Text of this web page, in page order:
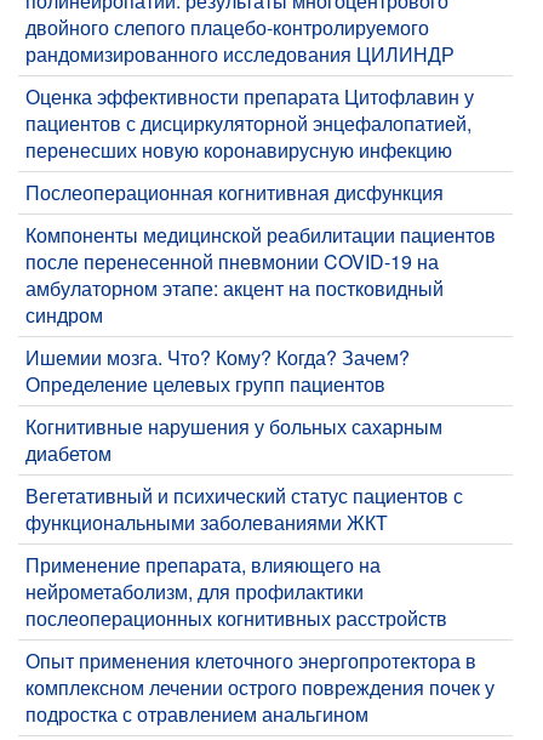
двойного слепого плацебо-контролируемого
рандомизированного исследования ЦИЛИНДР
​Оценка эффективности препарата Цитофлавин у
пациентов с дисциркуляторной энцефалопатией,
перенесших новую коронавирусную инфекцию
​Послеоперационная когнитивная дисфункция
Компоненты медицинской реабилитации пациентов
после перенесенной пневмонии COVID-19 на
амбулаторном этапе: акцент на постковидный
синдром
​Ишемии мозга. Что? Кому? Когда? Зачем?
Определение целевых групп пациентов
​Когнитивные нарушения у больных сахарным
диабетом
​Вегетативный и психический статус пациентов с
функциональными заболеваниями ЖКТ
​Применение препарата, влияющего на
нейрометаболизм, для профилактики
послеоперационных когнитивных расстройств
Опыт применения клеточного энергопротектора в
комплексном лечении острого повреждения почек у
подростка с отравлением анальгином